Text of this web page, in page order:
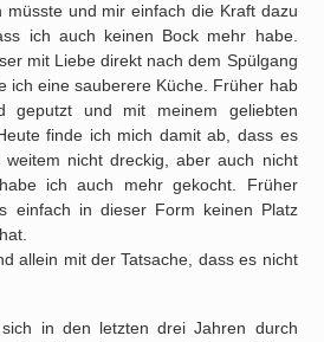
müsste und mir einfach die Kraft dazu
ich auch keinen Bock mehr habe.
mit Liebe direkt nach dem Spülgang
ich eine sauberere Küche. Früher hab
geputzt und mit meinem geliebten
finde ich mich damit ab, dass es
nicht dreckig, aber auch nicht
ich auch mehr gekocht. Früher
einfach in dieser Form keinen Platz
allein mit der Tatsache, dass es nicht
in den letzten drei Jahren durch